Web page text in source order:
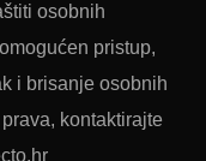
osobnih
pristup,
i brisanje osobnih
kontaktirajte